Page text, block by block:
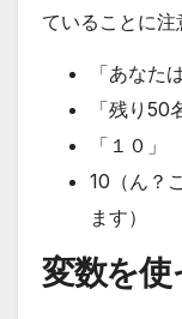
ていることに注
「あなた
「残り50
「１０」
10（ん？
ます）
変数を使